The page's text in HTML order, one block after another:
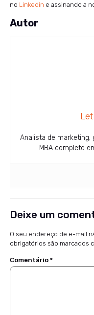
no Linkedin e assinando a
Autor
Analista de marketing,
MBA completo
Deixe um
O seu endereço de e-mail
obrigatórios são marcados
Comentário *